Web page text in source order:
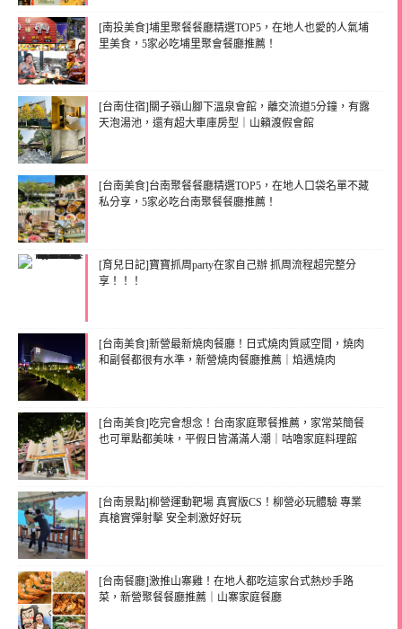
[南投美食]埔里聚餐餐廳精選TOP5，在地人也愛的人氣埔
里美食，5家必吃埔里聚會餐廳推薦！
[台南住宿]關子嶺山腳下溫泉會館，離交流道5分鐘，有露
天泡湯池，還有超大車庫房型｜山籟渡假會館
[台南美食]台南聚餐餐廳精選TOP5，在地人口袋名單不藏
私分享，5家必吃台南聚餐餐廳推薦！
[育兒日記]寶寶抓周party在家自己辦 抓周流程超完整分
享！！！
[台南美食]新營最新燒肉餐廳！日式燒肉質感空間，燒肉
和副餐都很有水準，新營燒肉餐廳推薦｜焰遇燒肉
[台南美食]吃完會想念！台南家庭聚餐推薦，家常菜簡餐
也可單點都美味，平假日皆滿滿人潮｜咕嚕家庭料理館
[台南景點]柳營運動靶場 真實版CS！柳營必玩體驗 專業
真槍實彈射擊 安全刺激好好玩
[台南餐廳]激推山寨雞！在地人都吃這家台式熱炒手路
菜，新營聚餐餐廳推薦｜山寨家庭餐廳